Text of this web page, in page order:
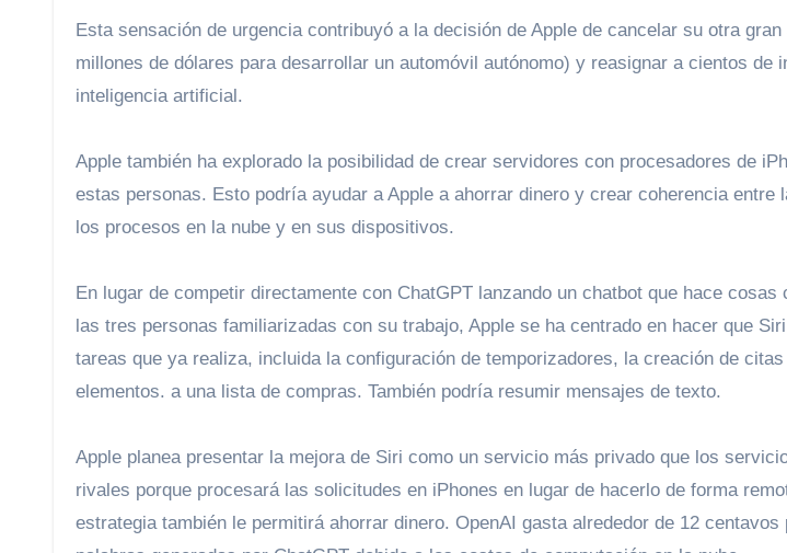
Esta sensación de urgencia contribuyó a la decisión de Apple de cancelar su otra
millones de dólares para desarrollar un automóvil autónomo) y reasignar a cientos de
inteligencia artificial.
Apple también ha explorado la posibilidad de crear servidores con procesadores de iPhone y Mac, dijeron dos de
estas personas. Esto podría ayudar a Apple a ahorrar dinero y crear coherencia entre
los procesos en la nube y en sus dispositivos.
En lugar de competir directamente con ChatGPT lanzando un chatbot que hace
las tres personas familiarizadas con su trabajo, Apple se ha centrado en hacer que
tareas que ya realiza, incluida la configuración de temporizadores, la creación de
elementos. a una lista de compras. También podría resumir mensajes de texto.
Apple planea presentar la mejora de Siri como un servicio más privado que los
rivales porque procesará las solicitudes en iPhones en lugar de hacerlo de forma
estrategia también le permitirá ahorrar dinero. OpenAI gasta alrededor de 12 centavos